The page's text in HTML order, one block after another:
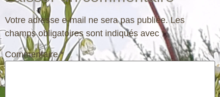
Votre adresse e-mail ne sera pas publiée. Les
champs obligatoires sont indiqués avec*
Commentaire*